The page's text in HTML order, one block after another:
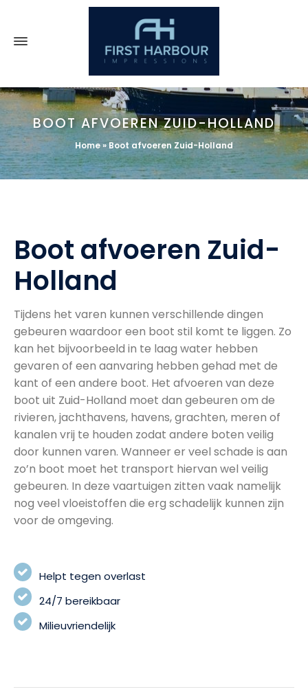
BOOT AFVOEREN ZUID-HOLLAND
Home»Boot afvoeren Zuid-Holland
Boot afvoeren Zuid-
Holland
Tijdens het varen kunnen verschillende dingen
gebeuren waardoor een boot stil komt te liggen. Zo
kan het bijvoorbeeld in te laag water hebben
gevaren of een aanvaring hebben gehad met de
kant of een andere boot. Het afvoeren van deze
boot uit Zuid-Holland moet dan gebeuren om de
rivieren, jachthavens, havens, grachten, meren of
kanalen vrij te houden zodat andere boten veilig
door kunnen varen. Wanneer er veel schade is aan
zo’n boot moet het transport hiervan wel veilig
gebeuren. In deze vaartuigen zitten vaak namelijk
nog veel vloeistoffen die erg schadelijk kunnen zijn
voor de omgeving.
Helpt tegen overlast
24/7 bereikbaar
Milieuvriendelijk